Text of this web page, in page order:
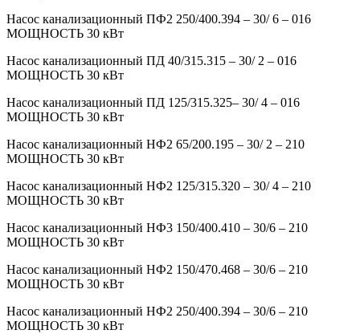
Насос канализационный ПФ2 250/400.394 – 30/ 6 – 016
МОЩНОСТЬ 30 кВт
Насос канализационный ПД 40/315.315 – 30/ 2 – 016
МОЩНОСТЬ 30 кВт
Насос канализационный ПД 125/315.325– 30/ 4 – 016
МОЩНОСТЬ 30 кВт
Насос канализационный НФ2 65/200.195 – 30/ 2 – 210
МОЩНОСТЬ 30 кВт
Насос канализационный НФ2 125/315.320 – 30/ 4 – 210
МОЩНОСТЬ 30 кВт
Насос канализационный НФ3 150/400.410 – 30/6 – 210
МОЩНОСТЬ 30 кВт
Насос канализационный НФ2 150/470.468 – 30/6 – 210
МОЩНОСТЬ 30 кВт
Насос канализационный НФ2 250/400.394 – 30/6 – 210
МОЩНОСТЬ 30 кВт